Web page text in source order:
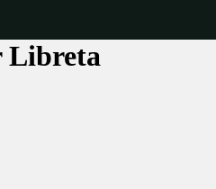
Libreta